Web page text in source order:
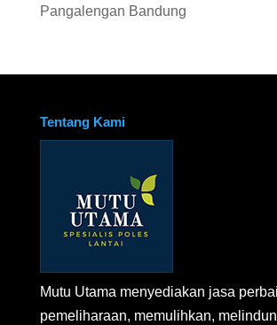
Pangalengan Bandung
Tentang Kami
Mutu Utama menyediakan jasa
pemeliharaan, memulihkan,